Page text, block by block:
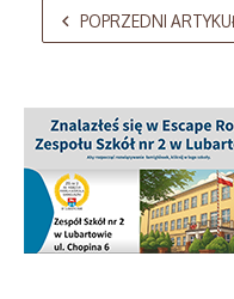
AdmirorGallery 5.2.0, author/sVasiljevski
POPRZEDNI